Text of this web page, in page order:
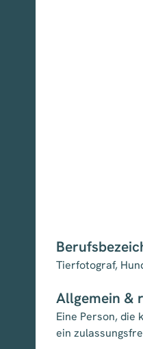
Tierfotograf,
Allgemein &
Eine Person, die
ein